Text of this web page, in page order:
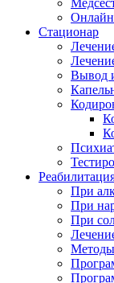
Стационар
Вывод
При
При
При
Методы